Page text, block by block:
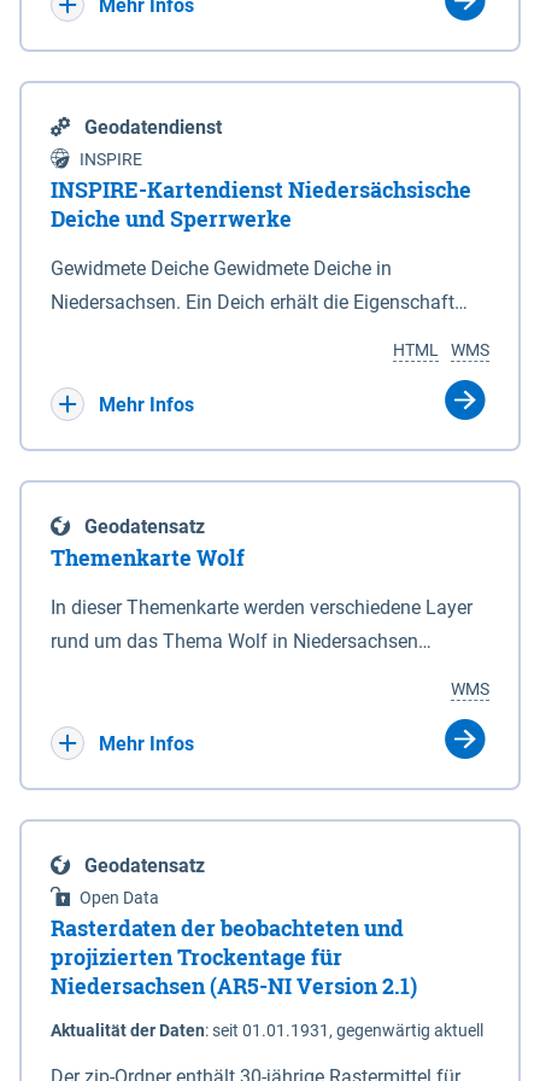
Mehr Infos
Geodatendienst
INSPIRE
INSPIRE-Kartendienst Niedersächsische
Deiche und Sperrwerke
Gewidmete Deiche Gewidmete Deiche in
Niedersachsen. Ein Deich erhält die Eigenschaft
Deichbehörde durch Verordnung ausspricht. Für
enthalten. Sperrwerke Sperrwerke sind Bauwerke
mit Sperrvorrichtungen in Tidegewässern, die dem
Schutz eines Gebietes vor erhöhten Tiden, vor allem
vor Sturmfluten, zu dienen bestimmt sind (§2 Abs.3
Eigenschaft eines Sperrwerkes durch Widmung, die
die Deichbehörde durch Verordnung ausspricht.
WMS
HTML
Mehr Infos
Geodatensatz
Themenkarte Wolf
In dieser Themenkarte werden verschiedene Layer
rund um das Thema Wolf in Niedersachsen
sowie Status der bestehenden Wolfsterritorien im
laufenden Monitoringjahr.
WMS
Mehr Infos
Geodatensatz
Open Data
Rasterdaten der beobachteten und
projizierten Trockentage für
Niedersachsen (AR5-NI Version 2.1)
Aktualität der Daten:seit 01.01.1931, gegenwärtig aktuell